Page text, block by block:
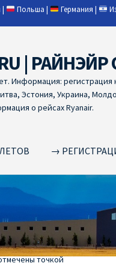
| Польша | Германия |
| РАЙНЭЙР
Информация:
Эстония, Украина,
о рейсах Ryanair.
→
Ryanair зміниRyanair из
СтокгольмаRYANAIR
точкой